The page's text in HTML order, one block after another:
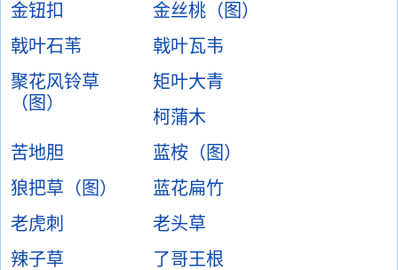
金钮扣
金丝桃（图）
戟叶石苇
戟叶瓦韦
聚花风铃草
（图）
矩叶大青
柯蒲木
苦地胆
蓝桉（图）
狼把草（图）
蓝花扁竹
老虎刺
老头草
辣子草
了哥王根